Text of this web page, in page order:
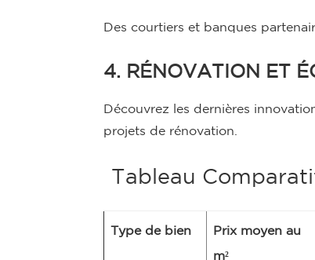
Des courtiers et banques
4. RÉNOVATION ET
Découvrez les dernières
projets de rénovation.
Tableau
Type de bien
Prix moyen au
m²